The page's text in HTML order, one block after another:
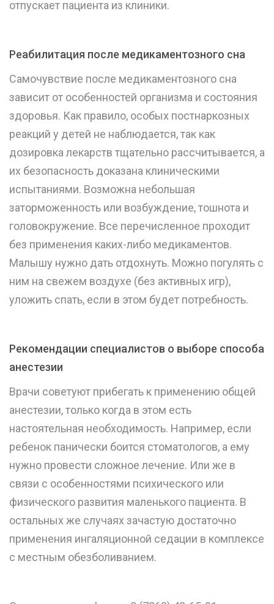
отпускает пациента из клиники.
Реабилитация после медикаментозного сна
Самочувствие после медикаментозного сна
зависит от особенностей организма и состояния
здоровья. Как правило, особых постнаркозных
реакций у детей не наблюдается, так как
дозировка лекарств тщательно рассчитывается, а
их безопасность доказана клиническими
испытаниями. Возможна небольшая
заторможенность или возбуждение, тошнота и
головокружение. Все перечисленное проходит
без применения каких-либо медикаментов.
Малышу нужно дать отдохнуть. Можно погулять с
ним на свежем воздухе (без активных игр),
уложить спать, если в этом будет потребность.
Рекомендации специалистов о выборе способа
анестезии
Врачи советуют прибегать к применению общей
анестезии, только когда в этом есть
настоятельная необходимость. Например, если
ребенок панически боится стоматологов, а ему
нужно провести сложное лечение. Или же в
связи с особенностями психического или
физического развития маленького пациента. В
остальных же случаях зачастую достаточно
применения ингаляционной седации в комплексе
с местным обезболиванием.